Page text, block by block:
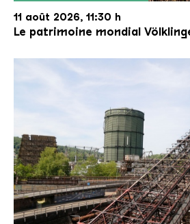
11 août 2026, 11:30 h
Le patrimoine mondial